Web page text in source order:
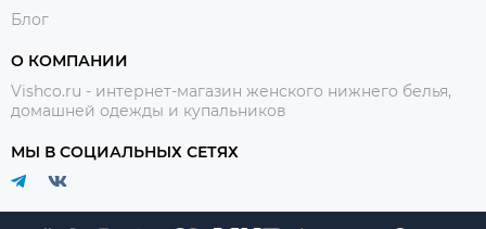
Блог
О КОМПАНИИ
Vishco.ru - интернет-магазин женского нижнего белья,
домашней одежды и купальников
МЫ В СОЦИАЛЬНЫХ СЕТЯХ